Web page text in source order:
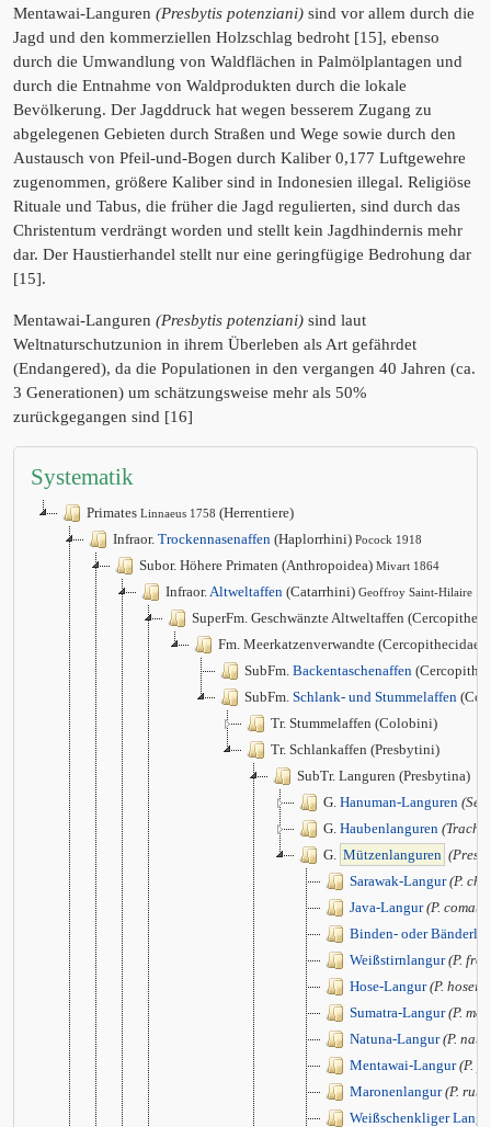
Mentawai-Languren (Presbytis potenziani) sind vor allem durch die
Jagd und den kommerziellen Holzschlag bedroht [15], ebenso
durch die Umwandlung von Waldflächen in Palmölplantagen und
durch die Entnahme von Waldprodukten durch die lokale
Bevölkerung. Der Jagddruck hat wegen besserem Zugang zu
abgelegenen Gebieten durch Straßen und Wege sowie durch den
Austausch von Pfeil-und-Bogen durch Kaliber 0,177 Luftgewehre
zugenommen, größere Kaliber sind in Indonesien illegal. Religiöse
Rituale und Tabus, die früher die Jagd regulierten, sind durch das
Christentum verdrängt worden und stellt kein Jagdhindernis mehr
dar. Der Haustierhandel stellt nur eine geringfügige Bedrohung dar
[15].
Mentawai-Languren (Presbytis potenziani) sind laut
Weltnaturschutzunion in ihrem Überleben als Art gefährdet
(Endangered), da die Populationen in den vergangen 40 Jahren (ca.
3 Generationen) um schätzungsweise mehr als 50%
zurückgegangen sind [16]
Systematik
Primates Linnaeus 1758 (Herrentiere)
Infraor. Trockennasenaffen (Haplorrhini) Pocock 1918
Subor. Höhere Primaten (Anthropoidea) Mivart 1864
Infraor. Altweltaffen (Catarrhini) Geoffroy Saint-Hilaire
SuperFm. Geschwänzte Altweltaffen
Fm. Meerkatzenverwandte (Cercopithecidae)
SubFm. Backentaschenaffen
SubFm. Schlank- und Stummelaffen
Tr. Stummelaffen (Colobini)
Tr. Schlankaffen (Presbytini)
SubTr. Languren (Presbytina)
G. Hanuman-Languren
G. Haubenlanguren
G. Mützenlanguren
Sarawak-Langur (P.
Java-Langur (P. comata)
Binden- oder
Weißstirnlangur (P.
Hose-Langur (P. hosei)
Sumatra-Langur (P.
Natuna-Langur (P.
Mentawai-Langur (P.
Maronenlangur (P.
Weißschenkliger